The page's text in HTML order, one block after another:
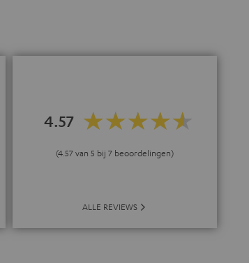
4.57
(4.57 van 5 bij 7 beoordelingen)
ALLE REVIEWS